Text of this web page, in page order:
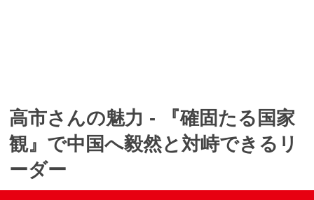
高市さんの魅力 - 『確固たる国家
観』で中国へ毅然と対峙できるリ
ーダー